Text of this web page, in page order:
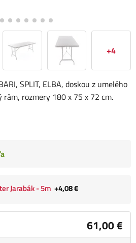
+4
61,00 €
SPLIT, ELBA, doskou z umelého
rozmery 180 x 75 x 72 cm.
Jarabák - 5m +4,08 €